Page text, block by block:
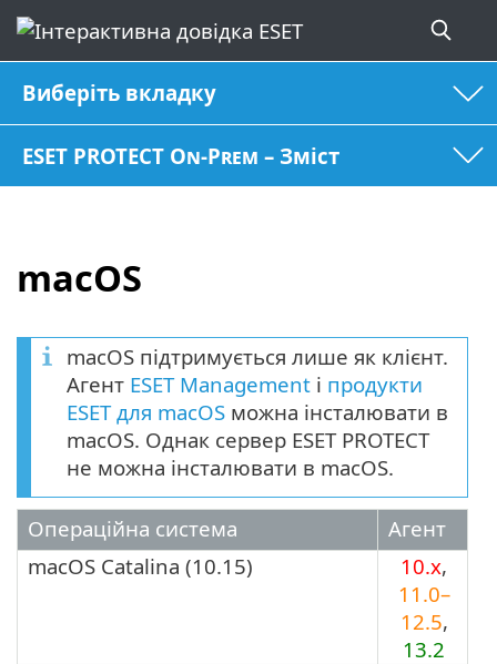
Виберіть вкладку
ESET PROTECT On-Prem – Зміст
macOS
macOS підтримується лише як клієнт.
Агент ESET Management і продукти
ESET для macOS можна інсталювати в
macOS. Однак сервер ESET PROTECT
не можна інсталювати в macOS.
Операційна система
Агент
macOS Catalina (10.15)
10.x,
11.0–
12.5,
13.2